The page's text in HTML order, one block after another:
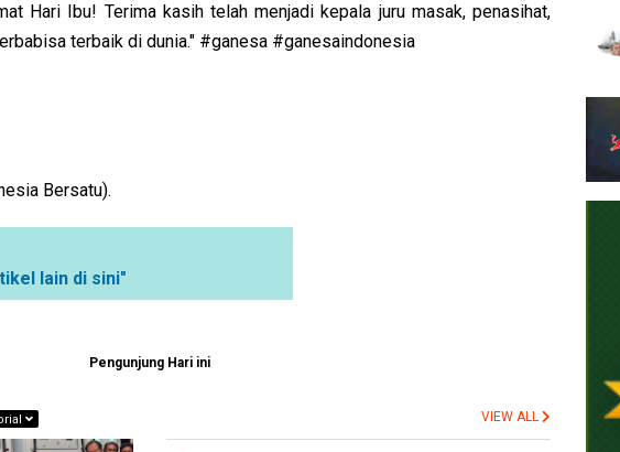
Hari Ibu! Terima kasih telah menjadi kepala juru masak, penasihat,
terbaik di dunia." #ganesa #ganesaindonesia
Bersatu).
lain di sini"
Pengunjung Hari ini
VIEW ALL